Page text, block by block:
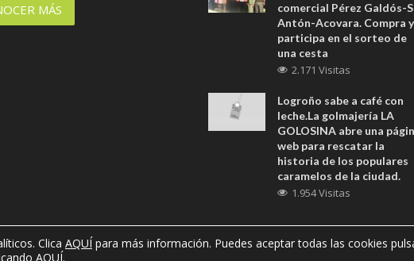
MÁS
comercial Pérez Galdós-
Antón-Acovara. Compra y
participa en el sorteo de
una cesta
2.171 Visitas
Logroño sabe a café con
leche.La golmajería LA
GOLOSINA abre una
web para rescatar la
historia de los populares
caramelos de la ciudad.
1.954 Visitas
COOKIES
Clica AQUÍ para más información. Puedes aceptar todas las cookies
AQUÍ.